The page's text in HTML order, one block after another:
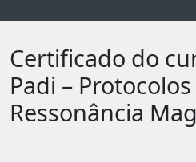
Certificado do
Padi –
Ressonância